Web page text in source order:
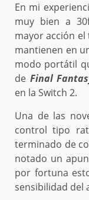
En mi
muy bien a
mayor acción
mantienen en
modo portátil
de Final
en la Switch 2.
Una de las
control tipo
terminado de
notado un
por fortuna
sensibilidad del